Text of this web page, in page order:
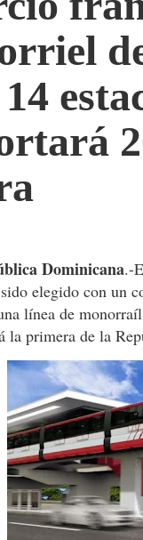
Dominicana.-
elegido con un
línea de
la primera de la